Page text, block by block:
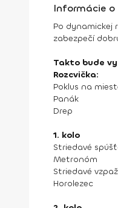
Informácie o
Po dynamickej
zabezpečí
Takto bude
Rozcvička:
Poklus na
Panák
Drep
1. kolo
Striedavé
Metronóm
Striedavé
Horolezec